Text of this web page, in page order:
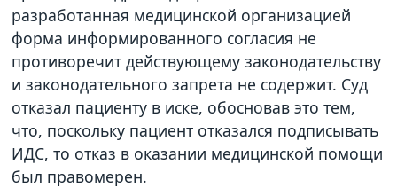
разработанная медицинской организацией
форма информированного согласия не
противоречит действующему законодательству
и законодательного запрета не содержит. Суд
отказал пациенту в иске, обосновав это тем,
что, поскольку пациент отказался подписывать
ИДС, то отказ в оказании медицинской помощи
был правомерен.